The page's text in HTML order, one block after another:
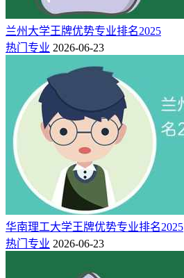
兰州大学王牌优势专业排名2025
热门专业 2026-06-23
华南理工大学王牌优势专业排名2025
热门专业 2026-06-23